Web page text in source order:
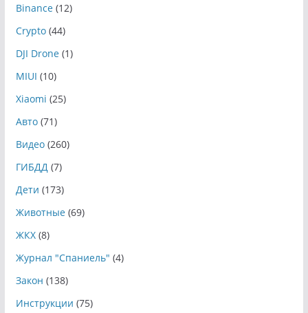
Binance(12)
Crypto(44)
DJI Drone(1)
MIUI (10)
Xiaomi (25)
Авто(71)
Видео(260)
ГИБДД (7)
Дети (173)
Животные(69)
ЖКХ(8)
Журнал "Спаниель" (4)
Закон (138)
Инструкции (75)